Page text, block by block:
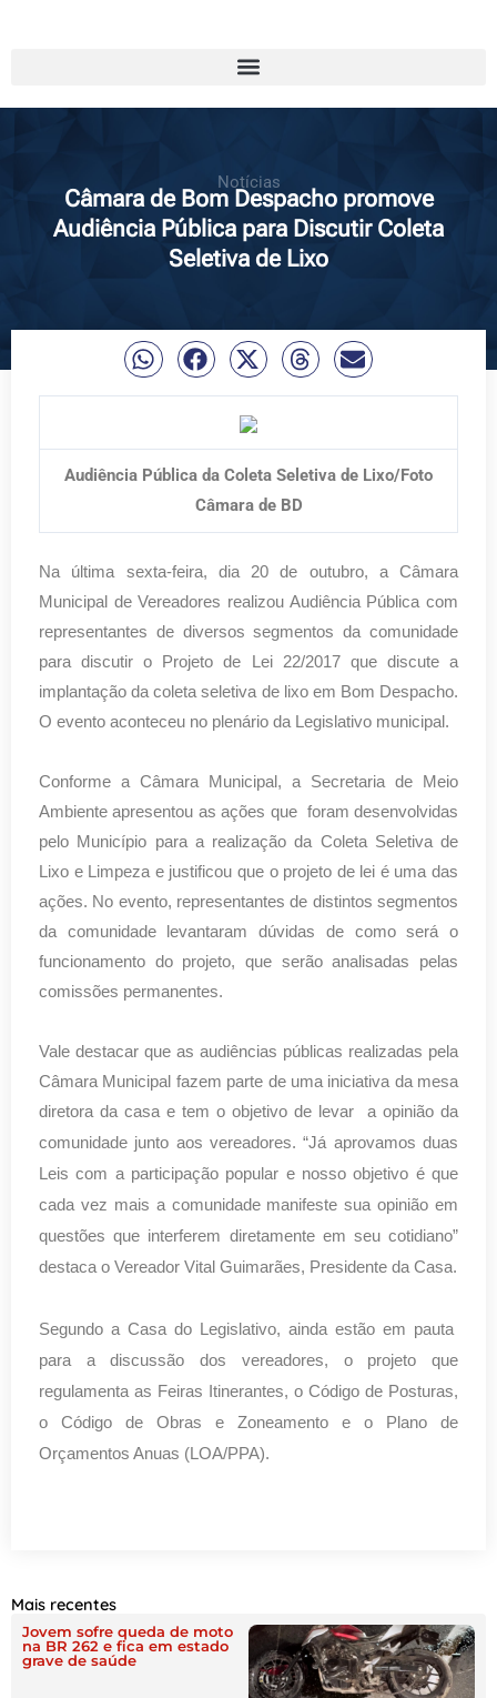
Notícias
Câmara de Bom Despacho promove
Audiência Pública para Discutir Coleta
Seletiva de Lixo
Audiência Pública da Coleta Seletiva de Lixo/Foto
Câmara de BD
Na última sexta-feira, dia 20 de outubro, a Câmara
Municipal de Vereadores realizou Audiência Pública com
representantes de diversos segmentos da comunidade
para discutir o Projeto de Lei 22/2017 que discute a
implantação da coleta seletiva de lixo em Bom Despacho.
O evento aconteceu no plenário da Legislativo municipal.
Conforme a Câmara Municipal, a Secretaria de Meio
Ambiente apresentou as ações que foram desenvolvidas
pelo Município para a realização da Coleta Seletiva de
Lixo e Limpeza e justificou que o projeto de lei é uma das
ações. No evento, representantes de distintos segmentos
da comunidade levantaram dúvidas de como será o
funcionamento do projeto, que serão analisadas pelas
comissões permanentes.
Vale destacar que as audiências públicas realizadas pela
Câmara Municipal fazem parte de uma iniciativa da mesa
diretora da casa e tem o objetivo de levar a opinião da
comunidade junto aos vereadores.“Já aprovamos duas
Leis com a participação popular e nosso objetivo é que
cada vez mais a comunidade manifeste sua opinião em
questões que interferem diretamente em seu cotidiano”
destaca o Vereador Vital Guimarães, Presidente da Casa.
Segundo a Casa do Legislativo, ainda estão em pauta
para a discussão dos vereadores, o projeto que
regulamenta as Feiras Itinerantes, o Código de Posturas,
o Código de Obras e Zoneamento e o Plano de
Orçamentos Anuas (LOA/PPA).
Mais recentes
Jovem sofre queda de moto
na BR 262 e fica em estado
grave de saúde